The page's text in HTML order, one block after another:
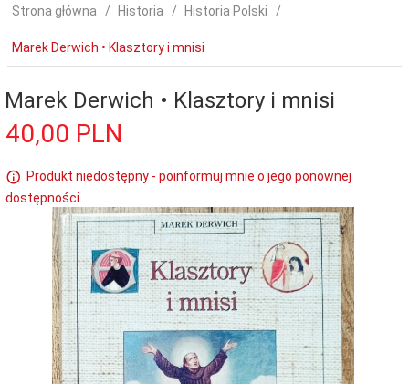
Strona główna Historia Historia Polski
Marek Derwich • Klasztory i mnisi
Marek Derwich • Klasztory i mnisi
40,00 PLN
Produkt niedostępny - poinformuj mnie o jego ponownej
dostępności.